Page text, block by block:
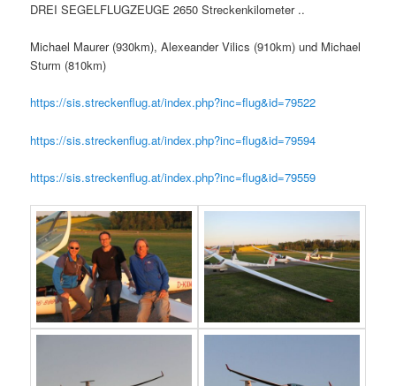
DREI SEGELFLUGZEUGE 2650 Streckenkilometer ..
Michael Maurer (930km), Alexeander Vilics (910km) und Michael
Sturm (810km)
https://sis.streckenflug.at/index.php?inc=flug&id=79522
https://sis.streckenflug.at/index.php?inc=flug&id=79594
https://sis.streckenflug.at/index.php?inc=flug&id=79559